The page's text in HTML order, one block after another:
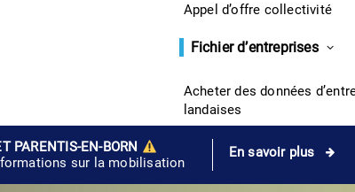
Appel d’offre collectivité
Fichier d’entreprises
Acheter des données
landaises
PARENTIS-EN-BORN
sur la mobilisation
En savoir plus